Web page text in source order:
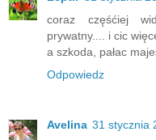
coraz częśćiej
prywatny.... i cic
a szkoda, pałac
Odpowiedz
Avelina 31 stycznia